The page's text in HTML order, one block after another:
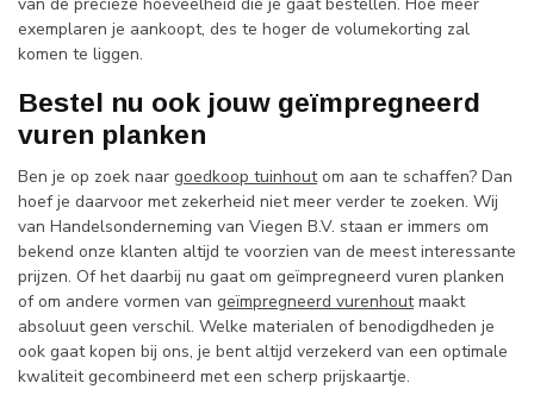
exemplaren je aankoopt, des te hoger de volumekorting zal
komen te liggen.
Bestel nu ook jouw geïmpregneerd
vuren planken
Ben je op zoek naar goedkoop tuinhoutom aan te schaffen? Dan
hoef je daarvoor met zekerheid niet meer verder te zoeken. Wij
van Handelsonderneming van Viegen B.V. staan er immers om
bekend onze klanten altijd te voorzien van de meest interessante
prijzen. Of het daarbij nu gaat om geïmpregneerd vuren planken
of om andere vormen van geïmpregneerd vurenhoutmaakt
absoluut geen verschil. Welke materialen of benodigdheden je
ook gaat kopen bij ons, je bent altijd verzekerd van een optimale
kwaliteit gecombineerd met een scherp prijskaartje.